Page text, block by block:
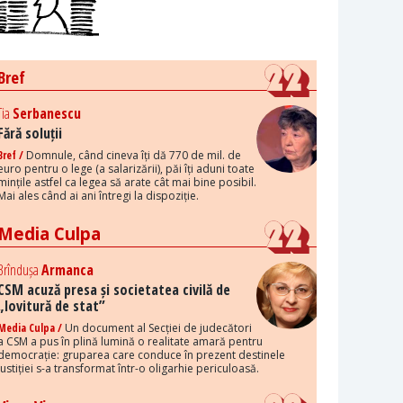
Serbanescu
soluții
/ Domnule, când cineva îți dă 770 de mil. de
pentru o lege (a salarizării), păi îți aduni toate
astfel ca legea să arate cât mai bine posibil.
ales când ai ani întregi la dispoziție.
Culpa
Armanca
acuză presa și societatea civilă de
de stat”
Culpa / Un document al Secției de judecători
CSM a pus în plină lumină o realitate amară pentru
gruparea care conduce în prezent destinele
s-a transformat într-o oligarhie periculoasă.